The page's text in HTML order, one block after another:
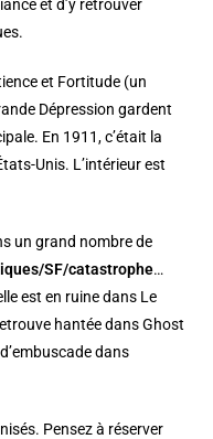
et d’y retrouver
et Fortitude (un
Dépression gardent
En 1911, c’était la
Unis. L’intérieur est
un grand nombre de
SF/catastrophe…
est en ruine dans Le
hantée dans Ghost
dans
Pensez à réserver